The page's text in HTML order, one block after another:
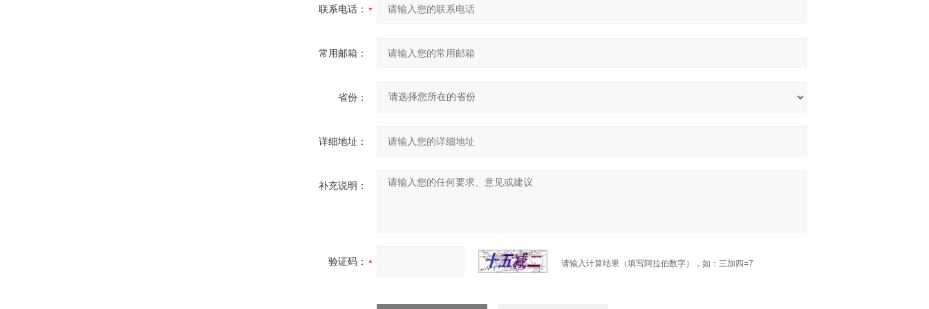
联系电话：
常用邮箱：
省份：
详细地址：
补充说明：
验证码： 请输入计算结果（填写阿拉伯数字），如：三加四=7